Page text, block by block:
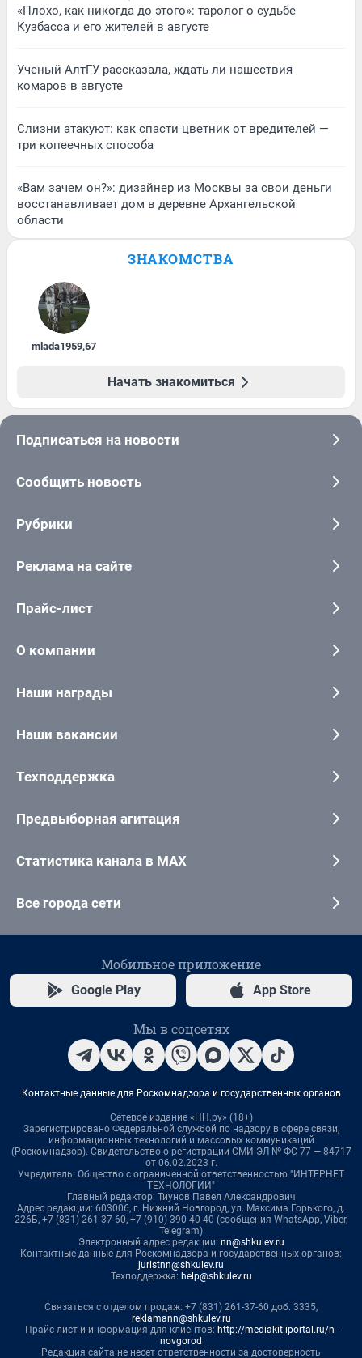
«Плохо, как никогда до этого»: таролог о судьбе
Кузбасса и его жителей в августе
Ученый АлтГУ рассказала, ждать ли нашествия
комаров в августе
Слизни атакуют: как спасти цветник от вредителей —
три копеечных способа
«Вам зачем он?»: дизайнер из Москвы за свои деньги
восстанавливает дом в деревне Архангельской
области
ЗНАКОМСТВА
mlada1959,67
Начать знакомиться
Подписаться на новости
Сообщить новость
Рубрики
Реклама на сайте
Прайс-лист
О компании
Наши награды
Наши вакансии
Техподдержка
Предвыборная агитация
Статистика канала в MAX
Все города сети
Мобильное приложение
Google Play App Store
Мы в соцсетях
Контактные данные для Роскомнадзора и государственных органов
Сетевое издание «НН.ру» (18+)
Зарегистрировано Федеральной службой по надзору в сфере связи,
информационных технологий и массовых коммуникаций
(Роскомнадзор). Свидетельство о регистрации СМИ ЭЛ № ФС 77 — 84717
от 06.02.2023 г.
Учредитель: Общество с ограниченной ответственностью "ИНТЕРНЕТ
ТЕХНОЛОГИИ"
Главный редактор: Тиунов Павел Александрович
Адрес редакции: 603006, г. Нижний Новгород, ул. Максима Горького, д.
226Б, +7 (831) 261-37-60, +7 (910) 390-40-40 (сообщения WhatsApp, Viber,
Telegram)
Электронный адрес редакции: nn@shkulev.ru
Контактные данные для Роскомнадзора и государственных органов:
juristnn@shkulev.ru
Техподдержка: help@shkulev.ru
Связаться с отделом продаж: +7 (831) 261-37-60 доб. 3335,
reklamann@shkulev.ru
Прайс-лист и информация для клиентов: http://mediakit.iportal.ru/n-
novgorod
Редакция сайта не несет ответственности за достоверность